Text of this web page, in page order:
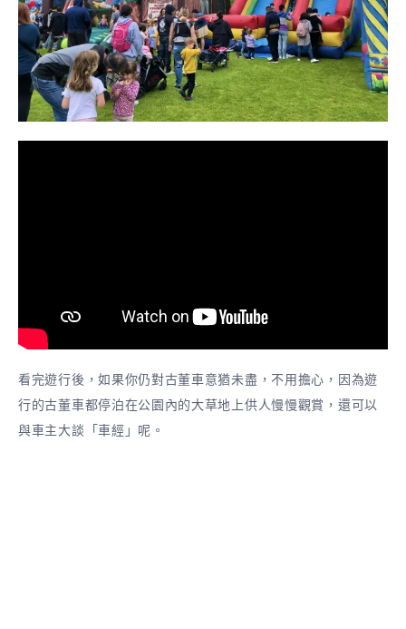
看完遊行後，如果你仍對古董車意猶未盡，不用擔心，因為遊
行的古董車都停泊在公園內的大草地上供人慢慢觀賞，還可以
與車主大談「車經」呢。